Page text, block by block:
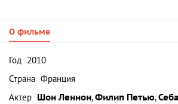
О фильме
Год 2010
Страна Франция
Актер Шон Леннон,Филип Петью,